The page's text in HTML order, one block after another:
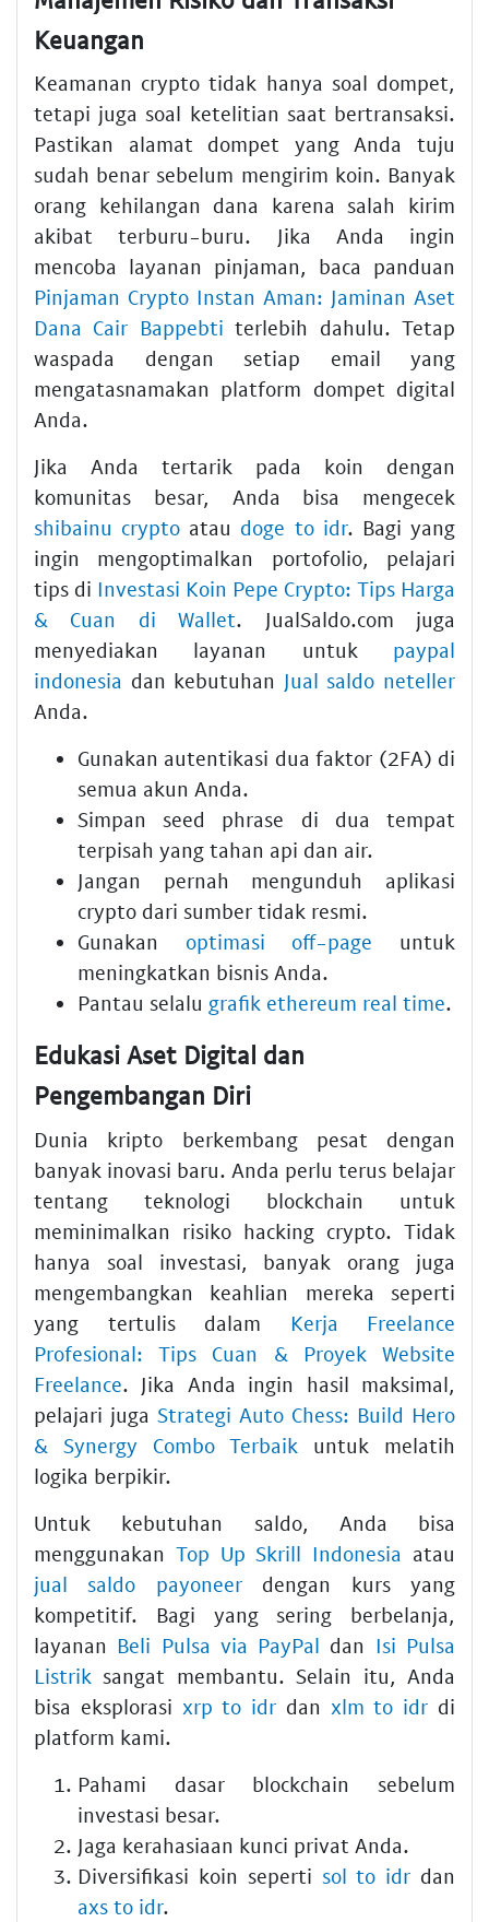
Keuangan
Keamanan crypto tidak hanya soal dompet,
tetapi juga soal ketelitian saat bertransaksi.
Pastikan alamat dompet yang Anda tuju
sudah benar sebelum mengirim koin. Banyak
orang kehilangan dana karena salah kirim
akibat terburu-buru. Jika Anda ingin
mencoba layanan pinjaman, baca panduan
Pinjaman Crypto Instan Aman: Jaminan Aset
Dana Cair Bappebti terlebih dahulu. Tetap
waspada dengan setiap email yang
mengatasnamakan platform dompet digital
Anda.
Jika Anda tertarik pada koin dengan
komunitas besar, Anda bisa mengecek
shibainu crypto atau doge to idr. Bagi yang
ingin mengoptimalkan portofolio, pelajari
tips di Investasi Koin Pepe Crypto: Tips Harga
& Cuan di Wallet. JualSaldo.com juga
menyediakan layanan untuk paypal
indonesia dan kebutuhan Jual saldo neteller
Anda.
Gunakan autentikasi dua faktor (2FA) di
semua akun Anda.
Simpan seed phrase di dua tempat
terpisah yang tahan api dan air.
Jangan pernah mengunduh aplikasi
crypto dari sumber tidak resmi.
Gunakan optimasi off-page untuk
meningkatkan bisnis Anda.
Pantau selalu grafik ethereum real time.
Edukasi Aset Digital dan
Pengembangan Diri
Dunia kripto berkembang pesat dengan
banyak inovasi baru. Anda perlu terus belajar
tentang teknologi blockchain untuk
meminimalkan risiko hacking crypto. Tidak
hanya soal investasi, banyak orang juga
mengembangkan keahlian mereka seperti
yang tertulis dalam Kerja Freelance
Profesional: Tips Cuan & Proyek Website
Freelance. Jika Anda ingin hasil maksimal,
pelajari juga Strategi Auto Chess: Build Hero
& Synergy Combo Terbaik untuk melatih
logika berpikir.
Untuk kebutuhan saldo, Anda bisa
menggunakan Top Up Skrill Indonesia atau
jual saldo payoneerdengan kurs yang
kompetitif. Bagi yang sering berbelanja,
layanan Beli Pulsa via PayPal dan Isi Pulsa
Listrik sangat membantu. Selain itu, Anda
bisa eksplorasi xrp to idr dan xlm to idr di
platform kami.
Pahami dasar blockchain sebelum
investasi besar.
Jaga kerahasiaan kunci privat Anda.
Diversifikasi koin seperti sol to idr dan
axs to idr.